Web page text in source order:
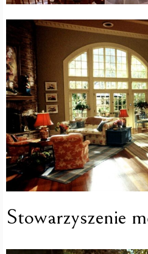
Stowarzyszenie